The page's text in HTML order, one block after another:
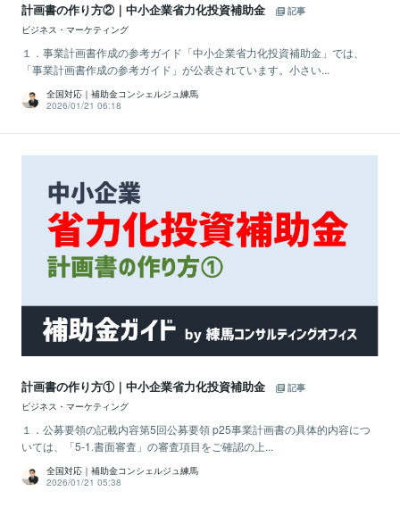
計画書の作り方②｜中小企業省力化投資補助金
記事
ビジネス・マーケティング
１．事業計画書作成の参考ガイド「中小企業省力化投資補助金」では、
「事業計画書作成の参考ガイド」が公表されています。小さい...
全国対応｜補助金コンシェルジュ練馬
2026/01/21 06:18
計画書の作り方①｜中小企業省力化投資補助金
記事
ビジネス・マーケティング
１．公募要領の記載内容第5回公募要領 p25事業計画書の具体的内容につ
いては、「5-1.書面審査」の審査項目をご確認の上...
全国対応｜補助金コンシェルジュ練馬
2026/01/21 05:38